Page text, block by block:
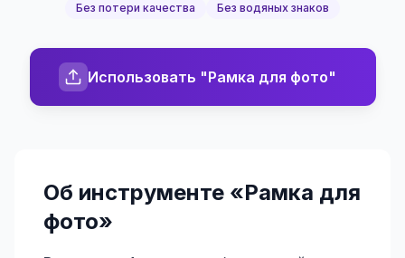
Без потери качества
Без водяных знаков
Использовать "Рамка для фото"
Об инструменте «Рамка для
фото»